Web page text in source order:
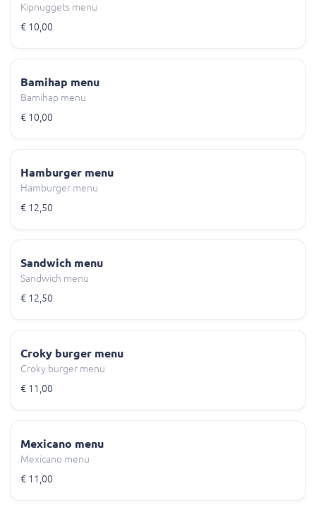
Kipnuggets menu
€ 10,00
Bamihap menu
Bamihap menu
€ 10,00
Hamburger menu
Hamburger menu
€ 12,50
Sandwich menu
Sandwich menu
€ 12,50
Croky burger menu
Croky burger menu
€ 11,00
Mexicano menu
Mexicano menu
€ 11,00